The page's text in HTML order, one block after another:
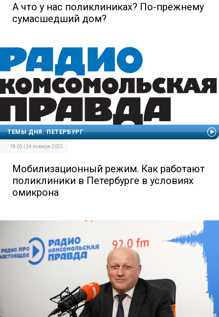
А что у нас поликлиниках? По-прежнему
сумасшедший дом?
ТЕМЫ ДНЯ. ПЕТЕРБУРГ
18:03 | 24 января 2022
Мобилизационный режим. Как работают
поликлиники в Петербурге в условиях
омикрона